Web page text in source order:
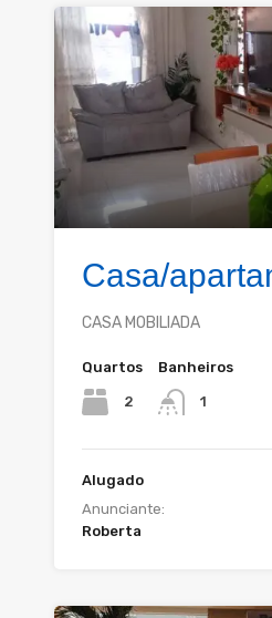
Casa/
CASA MOBILIADA
Quartos
2
Banheiros
1
Alugado
Anunciante:
Roberta